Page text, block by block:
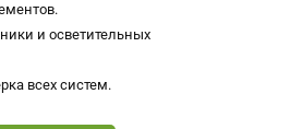
и осветительных
всех систем.